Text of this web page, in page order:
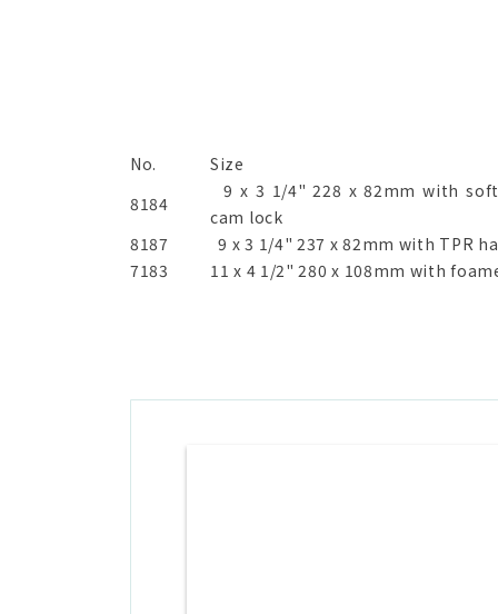
No.
Size
8184
9 x 3 1/4" 228 x 82mm with
cam lock
8187
9 x 3 1/4" 237 x 82mm with TPR
7183
11 x 4 1/2" 280 x 108mm with